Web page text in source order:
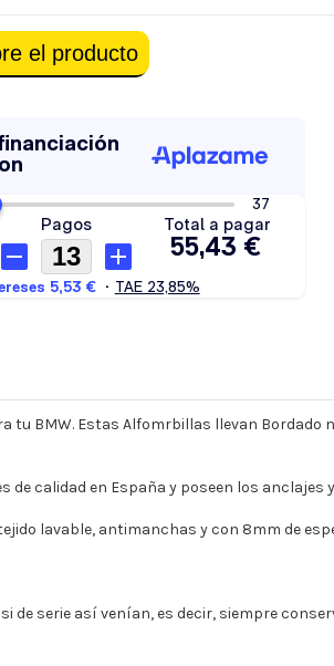
el producto
tu BMW. Estas Alfomrbillas llevan
calidad en España y poseen los anclajes
lavable, antimanchas y con 8mm de
de serie así venían, es decir, siempre